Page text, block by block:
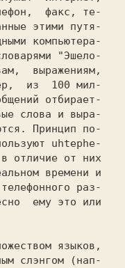
факс, те-
этими пyтя-
компьютера-
"Эшeлo-
выражениям,
из  100 мил-
отбирает-
слова и выра-
Принцип по-
отличие от них
времени и
раз-
ему это или
слэнгом (нап-